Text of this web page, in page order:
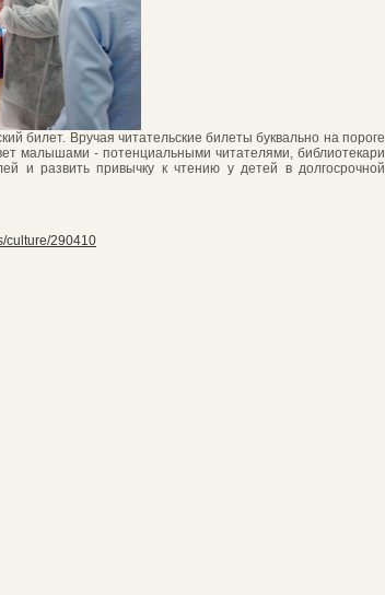
билет. Вручая читательские билеты буквально на пороге
малышами - потенциальными читателями, библиотекари
и развить привычку к чтению у детей в долгосрочной
culture/290410